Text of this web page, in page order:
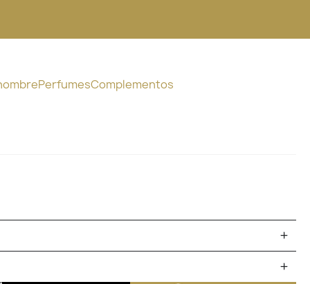
PerfumesComplementos